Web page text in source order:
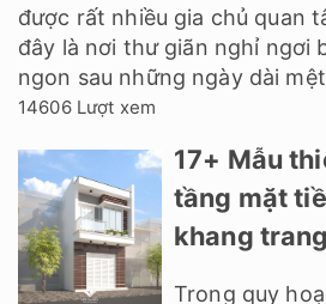
được rất nhiều gia chủ quan
đây là nơi thư giãn nghỉ ngơi
ngon sau những ngày dài
14606 Lượt xem
17+ Mẫu
tầng mặt
khang trang
Trong quy